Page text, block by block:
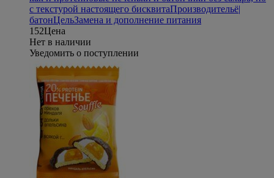
с текстурой настоящего бисквитаПроизводительё|
батонЦельЗамена и дополнение питания
152Цена
Нет в наличии
Уведомить о поступлении